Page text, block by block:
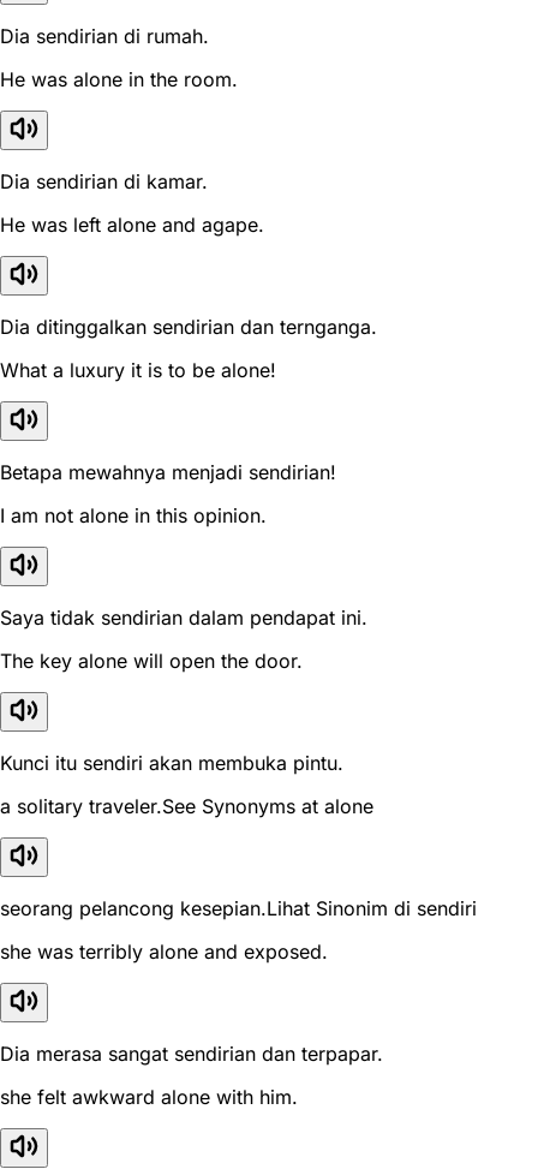
Dia sendirian di rumah.
He was alone in the room.
Dia sendirian di kamar.
He was left alone and agape.
Dia ditinggalkan sendirian dan ternganga.
What a luxury it is to be alone!
Betapa mewahnya menjadi sendirian!
I am not alone in this opinion.
Saya tidak sendirian dalam pendapat ini.
The key alone will open the door.
Kunci itu sendiri akan membuka pintu.
a solitary traveler.See Synonyms at alone
seorang pelancong kesepian.Lihat Sinonim di sendiri
she was terribly alone and exposed.
Dia merasa sangat sendirian dan terpapar.
she felt awkward alone with him.